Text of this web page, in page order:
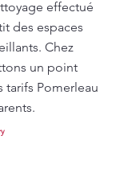
effectué
des espaces
Chez
un point
Pomerleau